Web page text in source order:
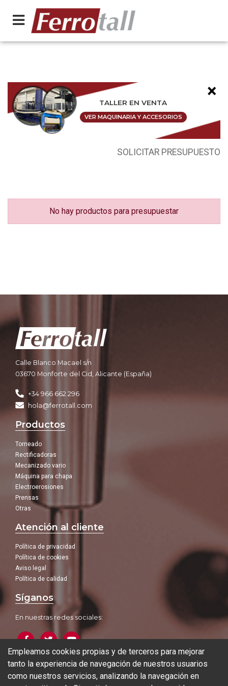
×
TALLER EN VENTA
VER MAQUINARIA Y ACCESORIOS
SOLICITAR PRESUPUESTO
No hay productos para presupuestar
Calle Blanco Macael s/n
03670 Monforte del Cid, Alicante (España)
+34 966 662 296
hola@ferrotall.com
Productos
Torneado
Rectificadoras
Mecanizado vario
Máquina para chapa
Electroerosiones
Prensas
Otras
Atención al cliente
Política de privacidad
Política de cookies
Aviso legal
Política de calidad
Síganos
En nuestras redes sociales:
Blog
Empleamos cookies propias y de terceros para mejorar
tanto la experiencia de navegación de nuestros usuarios
como nuestros servicios, analizando la navegación en